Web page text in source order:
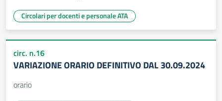
Circolari per docenti e personale ATA
circ. n.16
VARIAZIONE ORARIO DEFINITIVO DAL 30.09.2024
orario